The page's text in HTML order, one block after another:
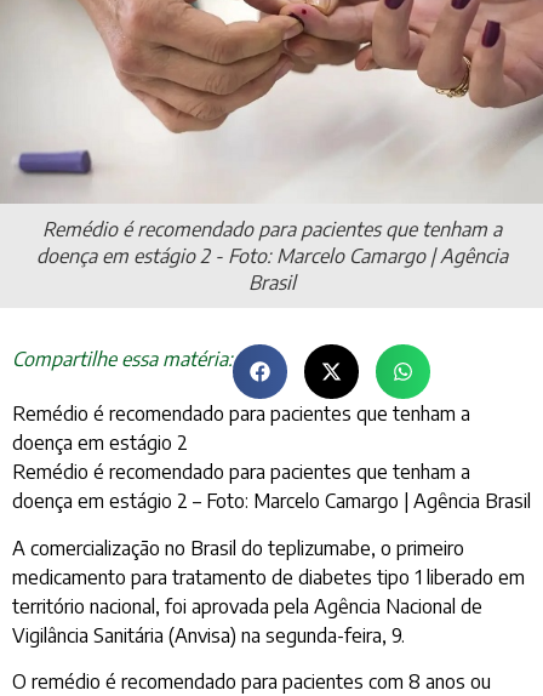
Remédio é recomendado para pacientes que tenham a
doença em estágio 2 - Foto: Marcelo Camargo | Agência
Brasil
Compartilhe essa matéria:
Remédio é recomendado para pacientes que tenham a
doença em estágio 2
Remédio é recomendado para pacientes que tenham a
doença em estágio 2 – Foto: Marcelo Camargo | Agência Brasil
A comercialização no Brasil do teplizumabe, o primeiro
medicamento para tratamento de diabetes tipo 1 liberado em
território nacional, foi aprovada pela Agência Nacional de
Vigilância Sanitária (Anvisa) na segunda-feira, 9.
O remédio é recomendado para pacientes com 8 anos ou